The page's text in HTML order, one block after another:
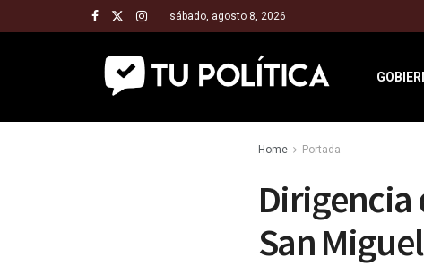
sábado, agosto 8, 2026
Home Portada
Dirigencia
San